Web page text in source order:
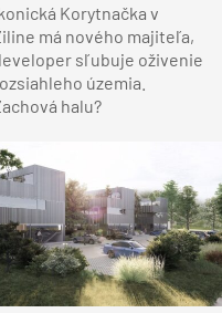
Korytnačka v
má nového majiteľa,
sľubuje oživenie
územia.
halu?